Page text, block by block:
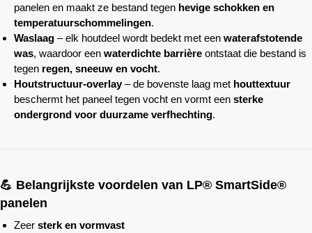
panelen en maakt ze bestand tegen hevige schokken en
temperatuurschommelingen.
Waslaag – elk houtdeel wordt bedekt met een waterafstotende
was, waardoor een waterdichte barrière ontstaat die bestand is
tegen regen, sneeuw en vocht.
Houtstructuur-overlay– de bovenste laag met houttextuur
beschermt het paneel tegen vocht en vormt een sterke
ondergrond voor duurzame verfhechting.
💪 Belangrijkste voordelen van LP® SmartSide®
panelen
Zeer sterk en vormvast